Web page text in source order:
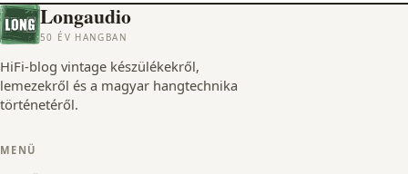
Longaudio
50 ÉV HANGBAN
HiFi-blog vintage készülékekről,
lemezekről és a magyar hangtechnika
történetéről.
MENÜ